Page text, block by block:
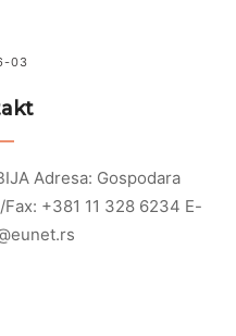
03
Adresa: Gospodara
+381 11 328 6234 E-